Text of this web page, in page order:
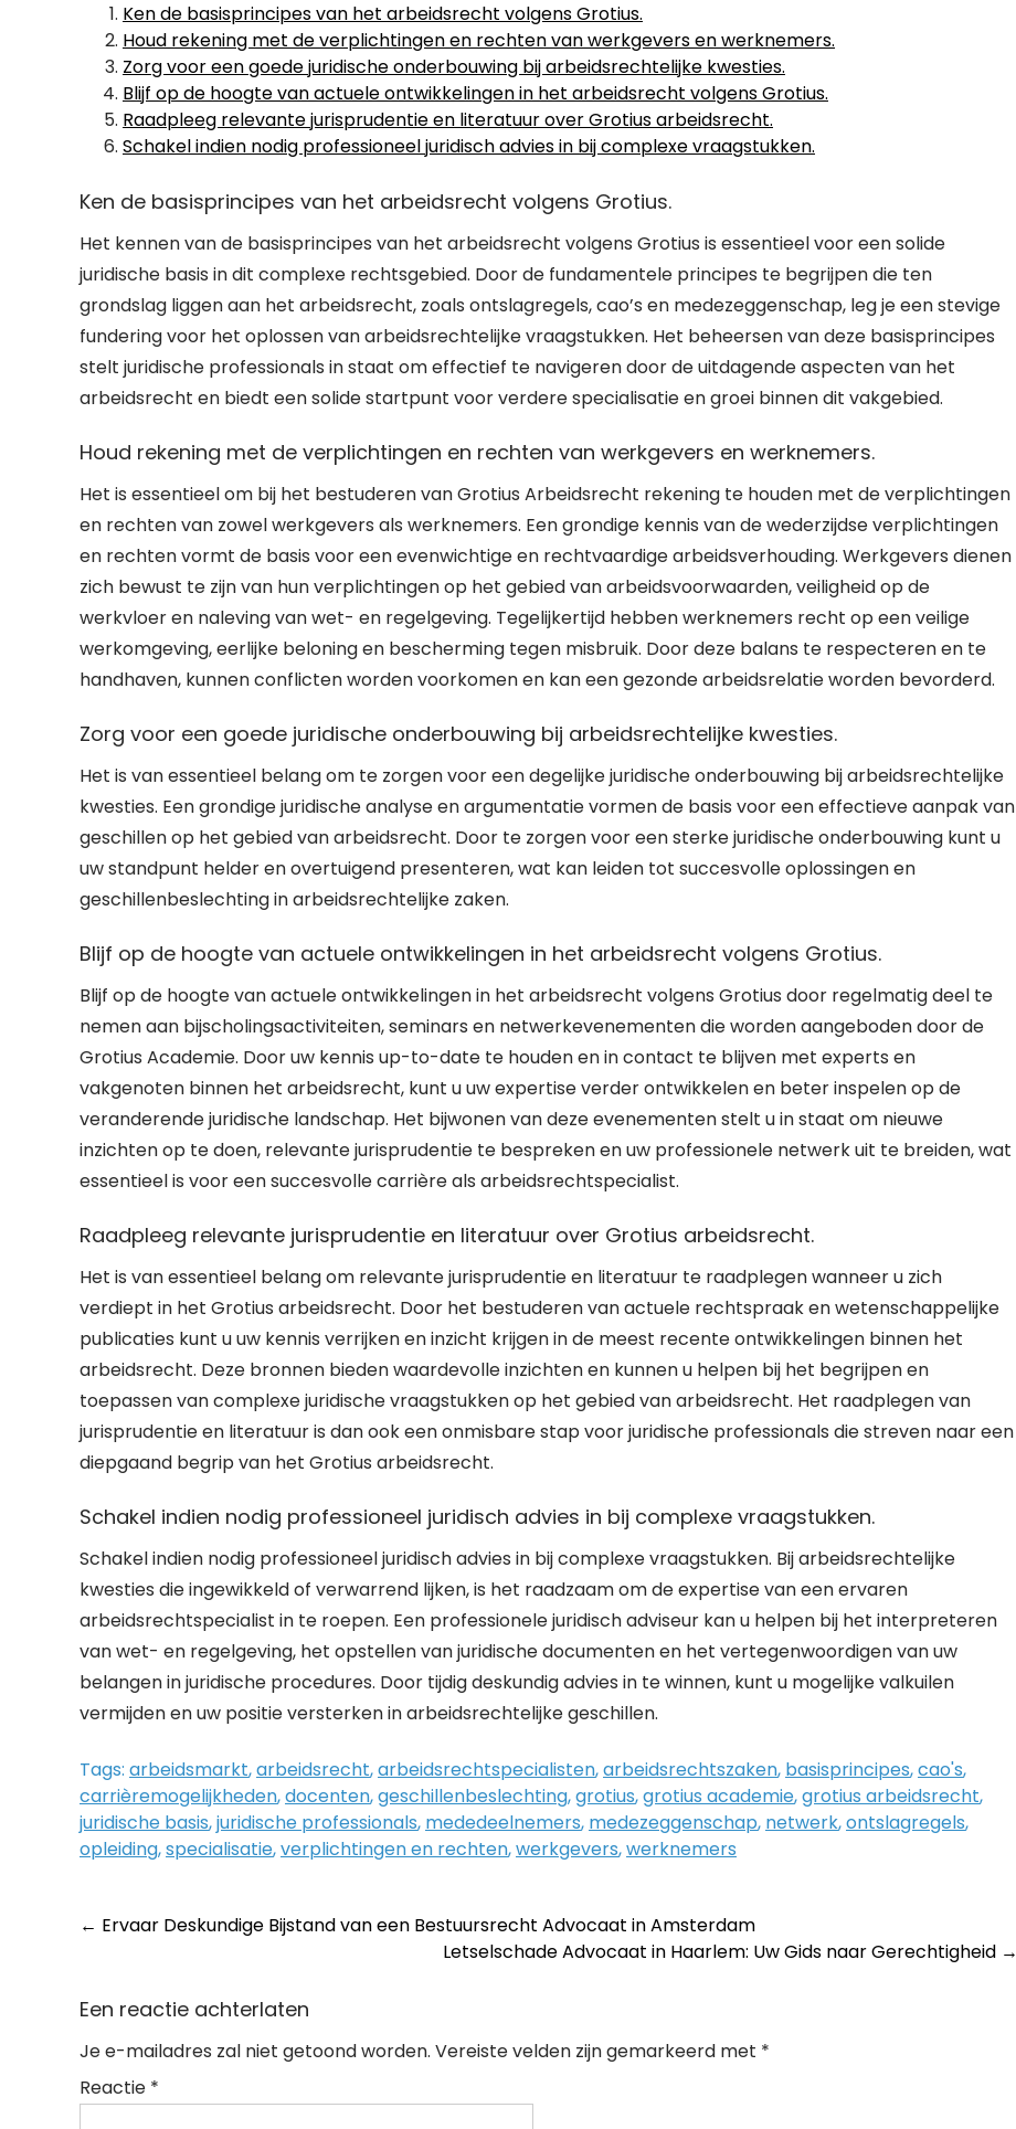
Ken de basisprincipes van het arbeidsrecht volgens Grotius.
Houd rekening met de verplichtingen en rechten van werkgevers en werknemers.
Zorg voor een goede juridische onderbouwing bij arbeidsrechtelijke kwesties.
Blijf op de hoogte van actuele ontwikkelingen in het arbeidsrecht volgens Grotius.
Raadpleeg relevante jurisprudentie en literatuur over Grotius arbeidsrecht.
Schakel indien nodig professioneel juridisch advies in bij complexe vraagstukken.
Ken de basisprincipes van het arbeidsrecht volgens Grotius.
Het kennen van de basisprincipes van het arbeidsrecht volgens Grotius is essentieel voor een solide
juridische basis in dit complexe rechtsgebied. Door de fundamentele principes te begrijpen die ten
grondslag liggen aan het arbeidsrecht, zoals ontslagregels, cao’s en medezeggenschap, leg je een stevige
fundering voor het oplossen van arbeidsrechtelijke vraagstukken. Het beheersen van deze basisprincipes
stelt juridische professionals in staat om effectief te navigeren door de uitdagende aspecten van het
arbeidsrecht en biedt een solide startpunt voor verdere specialisatie en groei binnen dit vakgebied.
Houd rekening met de verplichtingen en rechten van werkgevers en werknemers.
Het is essentieel om bij het bestuderen van Grotius Arbeidsrecht rekening te houden met de verplichtingen
en rechten van zowel werkgevers als werknemers. Een grondige kennis van de wederzijdse verplichtingen
en rechten vormt de basis voor een evenwichtige en rechtvaardige arbeidsverhouding. Werkgevers dienen
zich bewust te zijn van hun verplichtingen op het gebied van arbeidsvoorwaarden, veiligheid op de
werkvloer en naleving van wet- en regelgeving. Tegelijkertijd hebben werknemers recht op een veilige
werkomgeving, eerlijke beloning en bescherming tegen misbruik. Door deze balans te respecteren en te
handhaven, kunnen conflicten worden voorkomen en kan een gezonde arbeidsrelatie worden bevorderd.
Zorg voor een goede juridische onderbouwing bij arbeidsrechtelijke kwesties.
Het is van essentieel belang om te zorgen voor een degelijke juridische onderbouwing bij arbeidsrechtelijke
kwesties. Een grondige juridische analyse en argumentatie vormen de basis voor een effectieve aanpak van
geschillen op het gebied van arbeidsrecht. Door te zorgen voor een sterke juridische onderbouwing kunt u
uw standpunt helder en overtuigend presenteren, wat kan leiden tot succesvolle oplossingen en
geschillenbeslechting in arbeidsrechtelijke zaken.
Blijf op de hoogte van actuele ontwikkelingen in het arbeidsrecht volgens Grotius.
Blijf op de hoogte van actuele ontwikkelingen in het arbeidsrecht volgens Grotius door regelmatig deel te
nemen aan bijscholingsactiviteiten, seminars en netwerkevenementen die worden aangeboden door de
Grotius Academie. Door uw kennis up-to-date te houden en in contact te blijven met experts en
vakgenoten binnen het arbeidsrecht, kunt u uw expertise verder ontwikkelen en beter inspelen op de
veranderende juridische landschap. Het bijwonen van deze evenementen stelt u in staat om nieuwe
inzichten op te doen, relevante jurisprudentie te bespreken en uw professionele netwerk uit te breiden, wat
essentieel is voor een succesvolle carrière als arbeidsrechtspecialist.
Raadpleeg relevante jurisprudentie en literatuur over Grotius arbeidsrecht.
Het is van essentieel belang om relevante jurisprudentie en literatuur te raadplegen wanneer u zich
verdiept in het Grotius arbeidsrecht. Door het bestuderen van actuele rechtspraak en wetenschappelijke
publicaties kunt u uw kennis verrijken en inzicht krijgen in de meest recente ontwikkelingen binnen het
arbeidsrecht. Deze bronnen bieden waardevolle inzichten en kunnen u helpen bij het begrijpen en
toepassen van complexe juridische vraagstukken op het gebied van arbeidsrecht. Het raadplegen van
jurisprudentie en literatuur is dan ook een onmisbare stap voor juridische professionals die streven naar een
diepgaand begrip van het Grotius arbeidsrecht.
Schakel indien nodig professioneel juridisch advies in bij complexe vraagstukken.
Schakel indien nodig professioneel juridisch advies in bij complexe vraagstukken. Bij arbeidsrechtelijke
kwesties die ingewikkeld of verwarrend lijken, is het raadzaam om de expertise van een ervaren
arbeidsrechtspecialist in te roepen. Een professionele juridisch adviseur kan u helpen bij het interpreteren
van wet- en regelgeving, het opstellen van juridische documenten en het vertegenwoordigen van uw
belangen in juridische procedures. Door tijdig deskundig advies in te winnen, kunt u mogelijke valkuilen
vermijden en uw positie versterken in arbeidsrechtelijke geschillen.
Tags: arbeidsmarkt,arbeidsrecht,arbeidsrechtspecialisten,arbeidsrechtszaken, basisprincipes,cao's,
carrièremogelijkheden,docenten,geschillenbeslechting,grotius,grotius academie,grotius arbeidsrecht,
juridische basis,juridische professionals, mededeelnemers, medezeggenschap, netwerk,ontslagregels,
opleiding,specialisatie,verplichtingen en rechten,werkgevers,werknemers
Post
← Ervaar Deskundige Bijstand van een Bestuursrecht Advocaat in Amsterdam
Letselschade Advocaat in Haarlem: Uw Gids naar Gerechtigheid →
Een reactie achterlaten
Je e-mailadres zal niet getoond worden. Vereiste velden zijn gemarkeerd met *
Reactie *